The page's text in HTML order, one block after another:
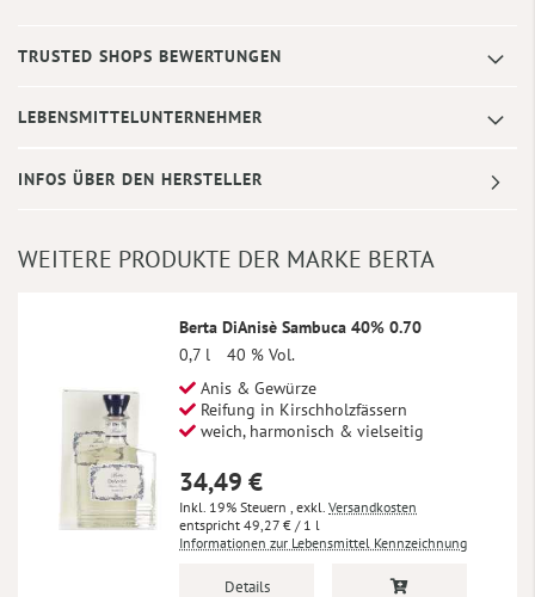
TRUSTED SHOPS BEWERTUNGEN
LEBENSMITTELUNTERNEHMER
INFOS ÜBER DEN HERSTELLER
WEITERE PRODUKTE DER MARKE BERTA
Berta DiAnisè Sambuca 40% 0.70
0,7 l
40 % Vol.
Anis & Gewürze
Reifung in Kirschholzfässern
weich, harmonisch & vielseitig
34,49 €
Inkl. 19% Steuern , exkl. Versandkosten
49,27 € / 1 l
Informationen zur Lebensmittel Kennzeichnung
Details